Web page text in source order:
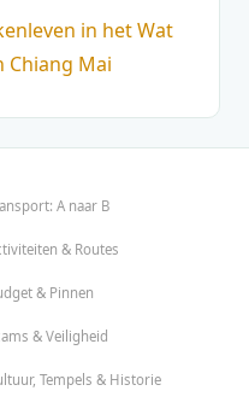
in het Wat
Chiang Mai
A naar B
& Routes
& Pinnen
& Veiligheid
Tempels & Historie